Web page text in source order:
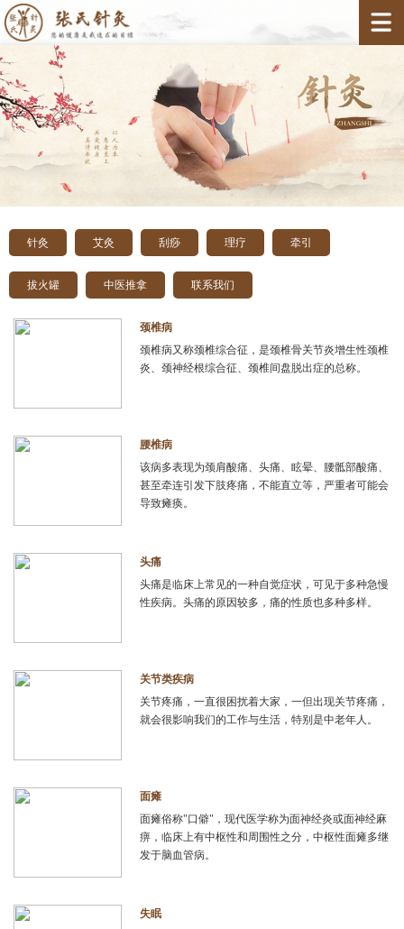
针灸 艾灸 刮痧 理疗 牵引
拔火罐 中医推拿 联系我们
颈椎病
颈椎病又称颈椎综合征，是颈椎骨关节炎增生性颈椎
炎、颈神经根综合征、颈椎间盘脱出症的总称。
腰椎病
该病多表现为颈肩酸痛、头痛、眩晕、腰骶部酸痛、
甚至牵连引发下肢疼痛，不能直立等，严重者可能会
导致瘫痪。
头痛
头痛是临床上常见的一种自觉症状，可见于多种急慢
性疾病。头痛的原因较多，痛的性质也多种多样。
关节类疾病
关节疼痛，一直很困扰着大家，一但出现关节疼痛，
就会很影响我们的工作与生活，特别是中老年人。
面瘫
面瘫俗称"口僻"，现代医学称为面神经炎或面神经麻
痹，临床上有中枢性和周围性之分，中枢性面瘫多继
发于脑血管病。
失眠